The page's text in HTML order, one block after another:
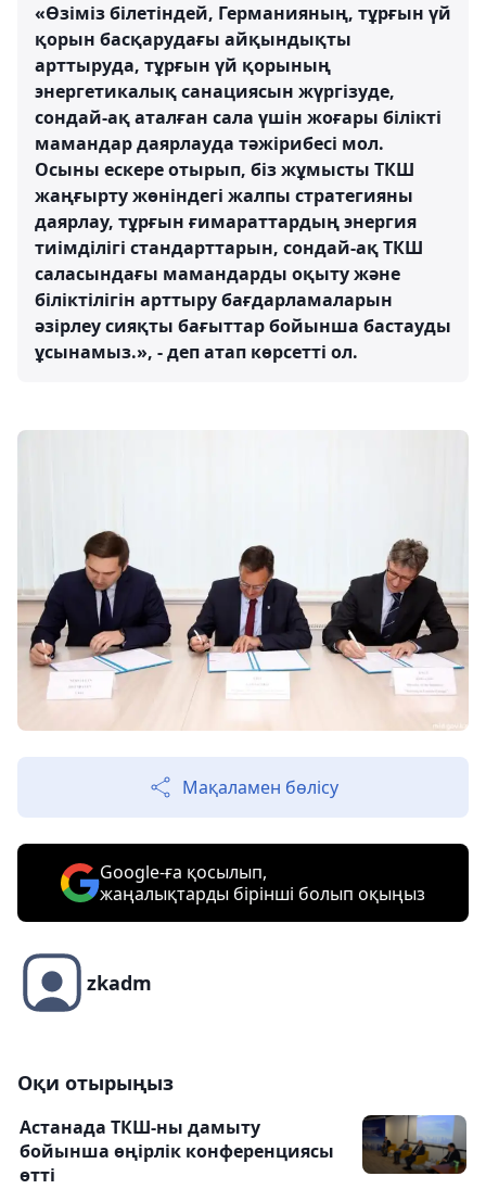
«Өзіміз білетіндей, Германияның, тұрғын үй
қорын басқарудағы айқындықты
арттыруда, тұрғын үй қорының
энергетикалық санациясын жүргізуде,
сондай-ақ аталған сала үшін жоғары білікті
мамандар даярлауда тәжірибесі мол.
Осыны ескере отырып, біз жұмысты ТКШ
жаңғырту жөніндегі жалпы стратегияны
даярлау, тұрғын ғимараттардың энергия
тиімділігі стандарттарын, сондай-ақ ТКШ
саласындағы мамандарды оқыту және
біліктілігін арттыру бағдарламаларын
әзірлеу сияқты бағыттар бойынша бастауды
ұсынамыз.», - деп атап көрсетті ол.
Мақаламен бөлісу
Google-ға қосылып,
жаңалықтарды бірінші болып оқыңыз
zkadm
Оқи отырыңыз
Астанада ТКШ-ны дамыту
бойынша өңірлік конференциясы
өтті